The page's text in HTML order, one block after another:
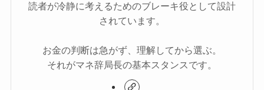
読者が冷静に考えるためのブレーキ役として設計
されています。
お金の判断は急がず、理解してから選ぶ。
それがマネ辞局長の基本スタンスです。